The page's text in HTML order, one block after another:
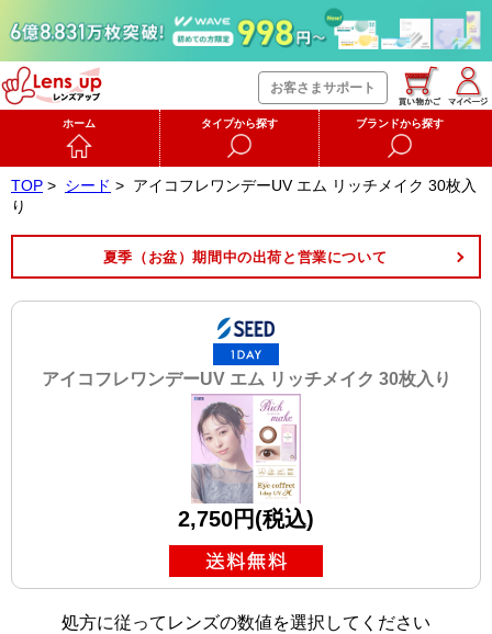
お客さまサポート
ホーム タイプから探す ブランドから探す
TOP > シード > アイコフレワンデーUV エム リッチメイク 30枚入
り
夏季（お盆）期間中の出荷と営業について
アイコフレワンデーUV エム リッチメイク 30枚入り
2,750円(税込)
処方に従ってレンズの数値を選択してください